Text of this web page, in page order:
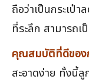
ถือว่าเป็นกระเป๋า
ที่ระลึก สามารถเ
คุณสมบัติที่ดีของ
สะอาดง่าย ทั้งนี้